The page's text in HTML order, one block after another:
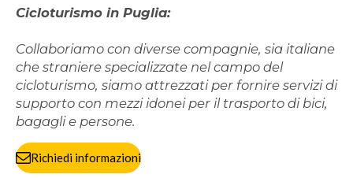
Cicloturismo in Puglia:
Collaboriamo con diverse compagnie, sia italiane
che straniere specializzate nel campo del
cicloturismo, siamo attrezzati per fornire servizi di
supporto con mezzi idonei per il trasporto di bici,
bagagli e persone.
Richiedi informazioni